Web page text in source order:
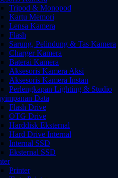
Tripod & Monopod
Kartu Memori
Lensa Kamera
Flash
Sarung, Pelindung & Tas Kamera
Charger Kamera
Baterai Kamera
Aksesoris Kamera Aksi
Aksesoris Kamera Instan
Perlengkapan Lighting & Studio
Data
Flash Drive
OTG Drive
Harddisk Eksternal
Hard Drive Internal
Internal SSD
Eksternal SSD
Printer